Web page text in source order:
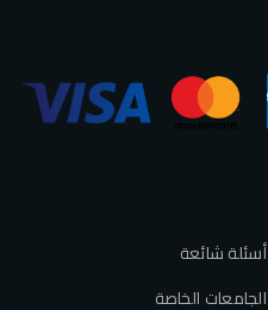
أسئلة شائعة
الجامعات الخاصة